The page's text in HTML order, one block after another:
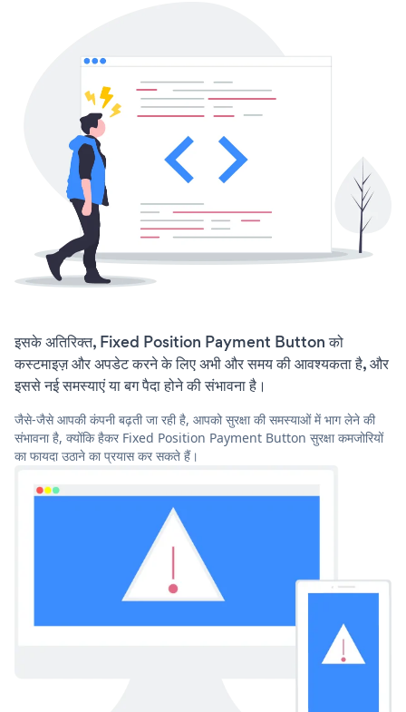
इसके अतिरिक्त, Fixed Position Payment Button को
कस्टमाइज़ और अपडेट करने के लिए अभी और समय की आवश्यकता है, और
इससे नई समस्याएं या बग पैदा होने की संभावना है।
जैसे-जैसे आपकी कंपनी बढ़ती जा रही है, आपको सुरक्षा की समस्याओं में भाग लेने की
संभावना है, क्योंकि हैकर Fixed Position Payment Button सुरक्षा कमजोरियों
का फायदा उठाने का प्रयास कर सकते हैं।